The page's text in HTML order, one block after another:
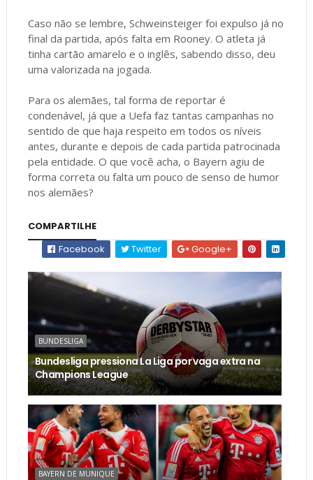
Caso não se lembre, Schweinsteiger foi expulso já no
final da partida, após falta em Rooney. O atleta já
tinha cartão amarelo e o inglês, sabendo disso, deu
uma valorizada na jogada.
Para os alemães, tal forma de reportar é
condenável, já que a Uefa faz tantas campanhas no
sentido de que haja respeito em todos os níveis
antes, durante e depois de cada partida patrocinada
pela entidade. O que você acha, o Bayern agiu de
forma correta ou falta um pouco de senso de humor
nos alemães?
COMPARTILHE
Facebook
Twitter Google+
BUNDESLIGA
Bundesliga pressiona La Liga por vaga extra na
Champions League
BAYERN DE MUNIQUE